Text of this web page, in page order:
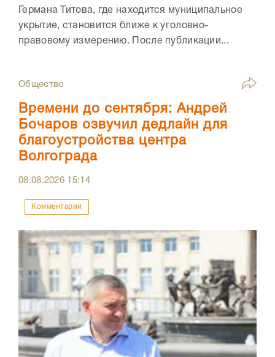
Германа Титова, где находится муниципальное
укрытие, становится ближе к уголовно-
правовому измерению. После публикации...
Общество
Времени до сентября: Андрей
Бочаров озвучил дедлайн для
благоустройства центра
Волгограда
08.08.2026 15:14
Комментарии